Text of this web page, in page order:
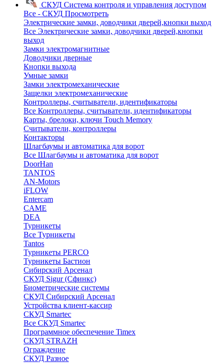
СКУД Система контроля и управления доступом
Все - СКУД Просмотреть
Электрические замки, доводчики дверей,кнопки выход
Все Электрические замки, доводчики дверей,кнопки
выход
Замки электромагнитные
Доводчики дверные
Кнопки выхода
Умные замки
Замки электромеханические
Защелки электромеханические
Контроллеры, считыватели, идентификаторы
Все Контроллеры, считыватели, идентификаторы
Карты, брелоки, ключи Touch Memory
Считыватели, контроллеры
Контакторы
Шлагбаумы и автоматика для ворот
Все Шлагбаумы и автоматика для ворот
DoorHan
TANTOS
AN-Motors
iFLOW
Entercam
CAME
DEA
Турникеты
Все Турникеты
Tantos
Турникеты PERCO
Турникеты Бастион
Сибирский Арсенал
СКУД Sigur (Сфинкс)
Биометрические системы
СКУД Сибирский Арсенал
Устройства клиент-кассир
СКУД Smartec
Все СКУД Smartec
Программное обеспечение Timex
СКУД STRAZH
Ограждение
СКУД Разное